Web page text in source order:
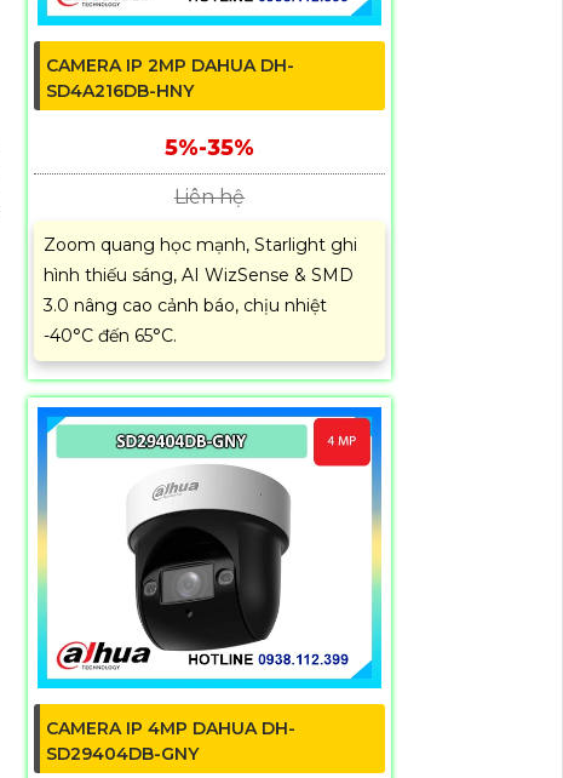
CAMERA IP 2MP DAHUA DH-
SD4A216DB-HNY
5%-35%
Liên hệ
Zoom quang học mạnh, Starlight ghi
hình thiếu sáng, AI WizSense & SMD
3.0 nâng cao cảnh báo, chịu nhiệt
-40°C đến 65°C.
CAMERA IP 4MP DAHUA DH-
SD29404DB-GNY